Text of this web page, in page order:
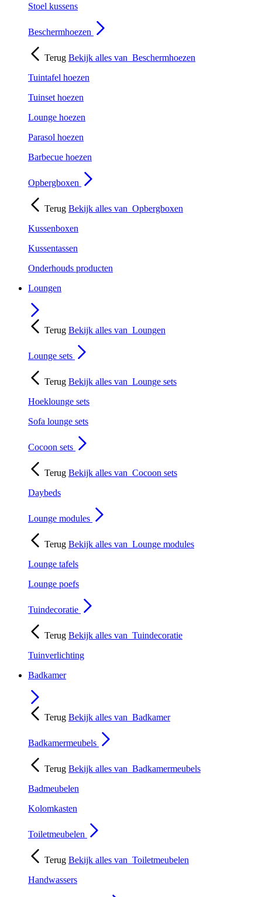
Stoel kussens
Beschermhoezen
Terug Bekijk alles van Beschermhoezen
Tuintafel hoezen
Tuinset hoezen
Lounge hoezen
Parasol hoezen
Barbecue hoezen
Opbergboxen
Terug Bekijk alles van Opbergboxen
Kussenboxen
Kussentassen
Onderhouds producten
Loungen
Terug Bekijk alles van Loungen
Lounge sets
Terug Bekijk alles van Lounge sets
Hoeklounge sets
Sofa lounge sets
Cocoon sets
Terug Bekijk alles van Cocoon sets
Daybeds
Lounge modules
Terug Bekijk alles van Lounge modules
Lounge tafels
Lounge poefs
Tuindecoratie
Terug Bekijk alles van Tuindecoratie
Tuinverlichting
Badkamer
Terug Bekijk alles van Badkamer
Badkamermeubels
Terug Bekijk alles van Badkamermeubels
Badmeubelen
Kolomkasten
Toiletmeubelen
Terug Bekijk alles van Toiletmeubelen
Handwassers